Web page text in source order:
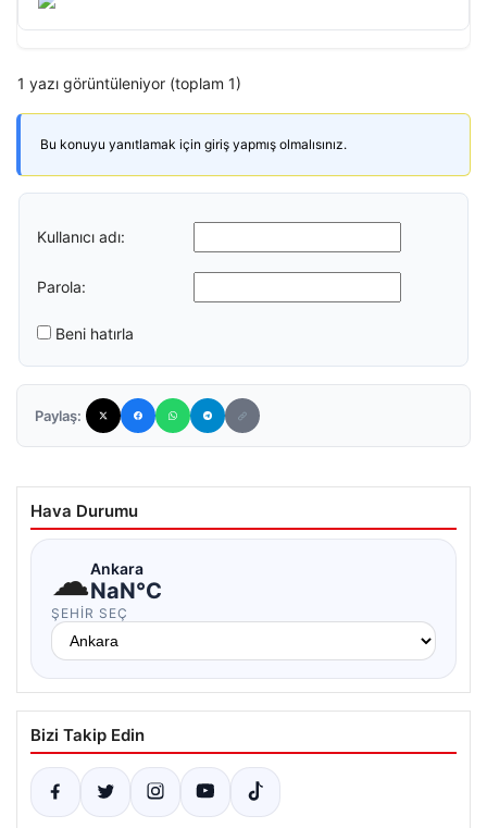
1 yazı görüntüleniyor (toplam 1)
Bu konuyu yanıtlamak için giriş yapmış olmalısınız.
Kullanıcı adı:
Parola:
Beni hatırla
Paylaş:
Hava Durumu
☁Ankara
NaN°C
ŞEHIR SEÇ
Bizi Takip Edin